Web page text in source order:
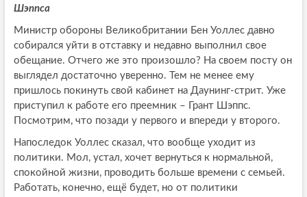
Шэппса
Министр обороны Великобритании Бен Уоллес давно
собирался уйти в отставку и недавно выполнил свое
обещание. Отчего же это произошло? На своем посту он
выглядел достаточно уверенно. Тем не менее ему
пришлось покинуть свой кабинет на Даунинг-стрит. Уже
приступил к работе его преемник – Грант Шэппс.
Посмотрим, что позади у первого и впереди у второго.
Напоследок Уоллес сказал, что вообще уходит из
политики. Мол, устал, хочет вернуться к нормальной,
спокойной жизни, проводить больше времени с семьей.
Работать, конечно, ещё будет, но от политики